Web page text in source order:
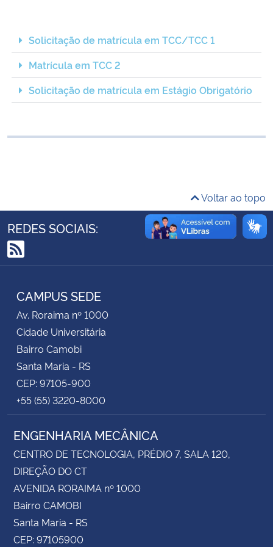
Ministério da Saúde
Ministério de Minas e Energia
Ministério do Meio Ambiente
Controladoria-Geral da União
Ministério da Mulher, da Família e dos Direitos Humanos
Secretaria-Geral
Secretaria de Governo
Gabinete de Segurança Institucional
Advocacia-Geral da União
Banco Central do Brasil
Solicitação de matrícula em TCC/TCC 1
Matrícula em TCC 2
Solicitação de matrícula em Estágio Obrigatório
Voltar ao topo
REDES SOCIAIS:
RSS
CAMPUS SEDE
Av. Roraima nº 1000
Cidade Universitária
Bairro Camobi
Santa Maria - RS
CEP: 97105-900
+55 (55) 3220-8000
ENGENHARIA MECÂNICA
CENTRO DE TECNOLOGIA, PRÉDIO 7, SALA 120,
DIREÇÃO DO CT
AVENIDA RORAIMA nº 1000
Bairro CAMOBI
Santa Maria - RS
CEP: 97105900